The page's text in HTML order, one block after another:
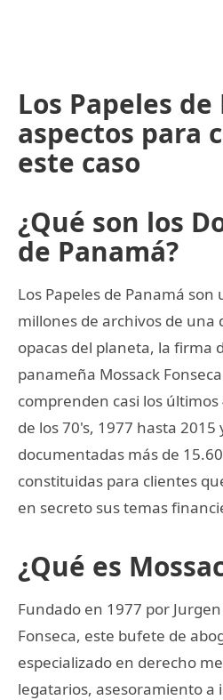
Los Papeles de
aspectos para
este caso
¿Qué son los
de Panamá?
Los Papeles de Panamá son
millones de archivos de una
opacas del planeta, la firma
panameña Mossack
comprenden casi los
de los 70's, 1977 hasta 2015
documentadas más de
constituidas para clientes
en secreto sus temas
¿Qué es
Fundado en 1977 por
Fonseca, este bufete de
especializado en derecho
legatarios, asesoramiento a